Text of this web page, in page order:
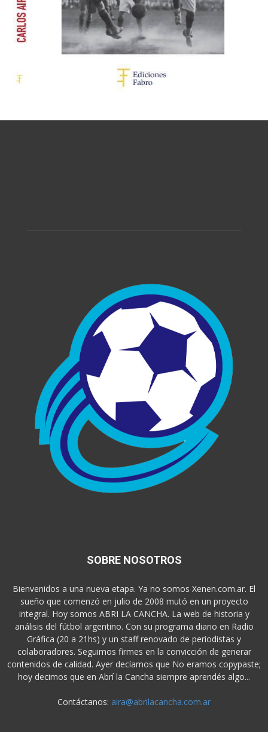
SOBRE NOSOTROS
Bienvenidos a una nueva etapa. Ya no somos Xenen.com.ar. El
sueño que comenzó en julio de 2008 mutó en un proyecto
integral. Hoy somos ABRI LA CANCHA. La web de historia y
análisis del fútbol argentino. Con su programa diario en Radio
Gráfica (20 a 21hs) y un staff renovado de periodistas y
colaboradores. Seguimos firmes en la convicción de generar
contenidos de calidad. Ayer decíamos que No eramos copypaste;
hoy decimos que en Abrí la Cancha siempre aprendés algo...
Contáctanos: aira@abrilacancha.com.ar